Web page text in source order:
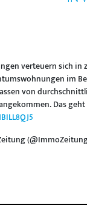
verteuern sich in
im
von
Das